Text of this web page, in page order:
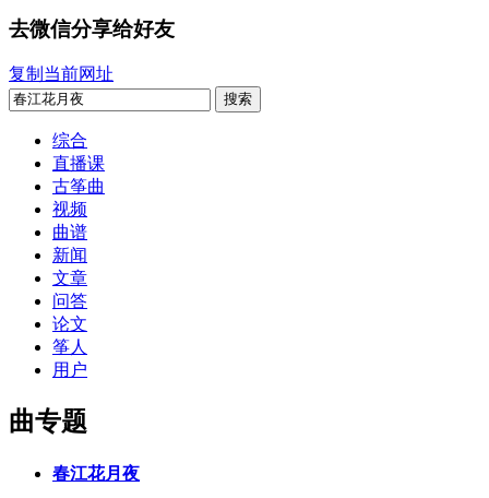
去微信分享给好友
复制当前网址
搜索
综合
直播课
古筝曲
视频
曲谱
新闻
文章
问答
论文
筝人
用户
曲专题
春江花月夜